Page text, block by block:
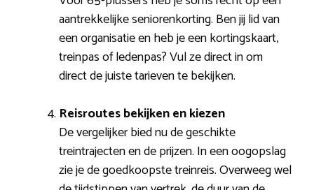
aantrekkelijke seniorenkorting. Ben jij lid van
een organisatie en heb je een kortingskaart,
treinpas of ledenpas? Vul ze direct in om
direct de juiste tarieven te bekijken.
Reisroutes bekijken en kiezen
De vergelijker bied nu de geschikte
treintrajecten en de prijzen. In een oogopslag
zie je de goedkoopste treinreis. Overweeg wel